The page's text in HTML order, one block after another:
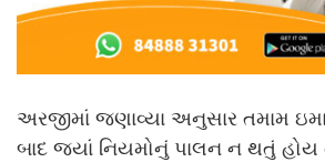
અરજીમાં જણાવ્યા અનુસાર તમામ
બાદ જ્યાં નિયમોનું પાલન ન થતું હોય